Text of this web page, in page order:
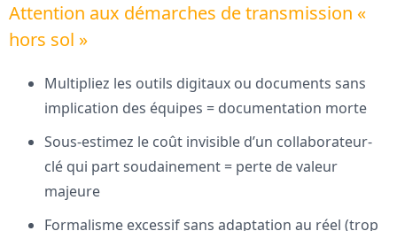
Attention aux démarches de transmission «
hors sol »
Multipliez les outils digitaux ou documents sans
implication des équipes = documentation morte
Sous-estimez le coût invisible d’un collaborateur-
clé qui part soudainement = perte de valeur
majeure
Formalisme excessif sans adaptation au réel (trop